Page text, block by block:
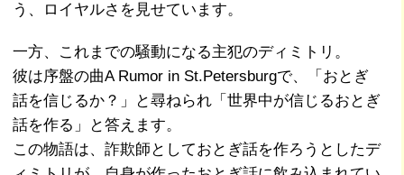
う、ロイヤルさを見せています。
一方、これまでの騒動になる主犯のディミトリ。
彼は序盤の曲A Rumor in St.Petersburgで、「おとぎ
話を信じるか？」と尋ねられ「世界中が信じるおとぎ
話を作る」と答えます。
この物語は、詐欺師としておとぎ話を作ろうとしたデ